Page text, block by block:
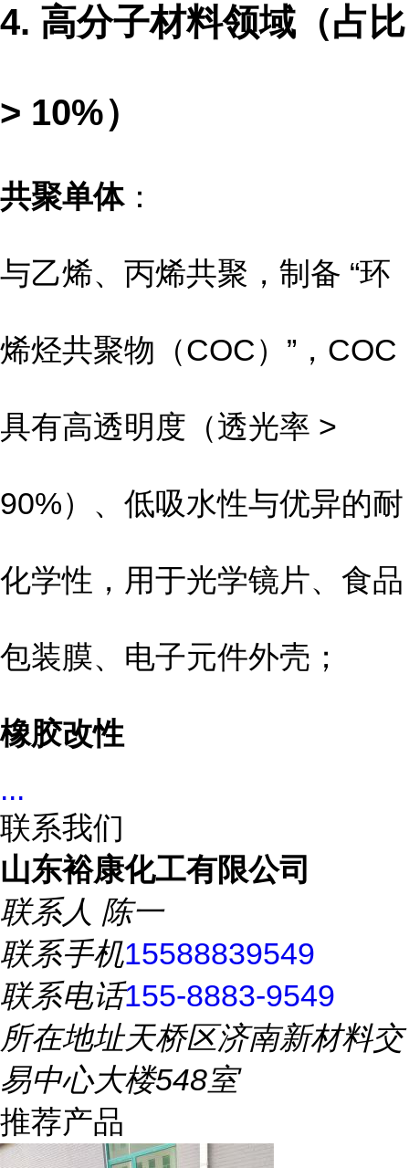
4. 高分子材料领域（占比
> 10%）
共聚单体：
与乙烯、丙烯共聚，制备 “环
烯烃共聚物（COC）”，COC
具有高透明度（透光率 >
90%）、低吸水性与优异的耐
化学性，用于光学镜片、食品
包装膜、电子元件外壳；
橡胶改性
...
联系我们
山东裕康化工有限公司
联系人 陈一
联系手机15588839549
联系电话155-8883-9549
所在地址天桥区济南新材料交
易中心大楼548室
推荐产品